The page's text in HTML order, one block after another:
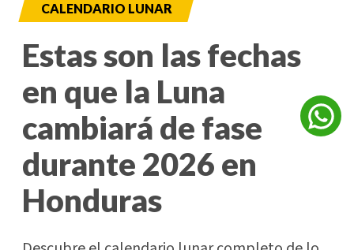
CALENDARIO LUNAR
Estas son las fechas
en que la Luna
cambiará de fase
durante 2026 en
Honduras